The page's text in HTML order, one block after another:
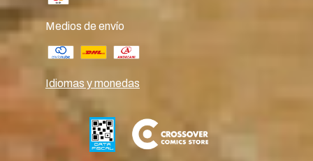
Medios de envío
Idiomas y monedas